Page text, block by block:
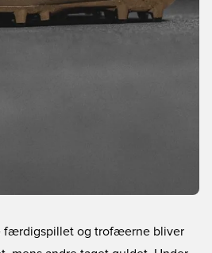
færdigspillet og trofæerne bliver